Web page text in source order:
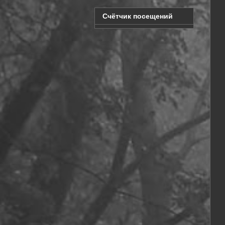
Счётчик посещений